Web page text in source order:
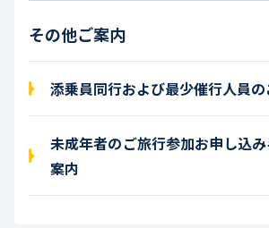
その他ご案内
添乗員同行および最少催行人員の
未成年者のご旅行参加お申し込
案内